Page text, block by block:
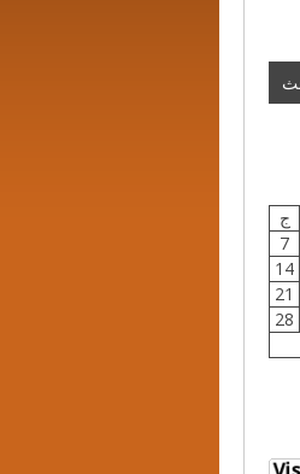
ج
7
14
21
28